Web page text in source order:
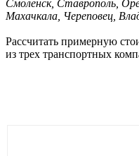
Смоленск, Ставрополь,
Махачкала, Череповец,
Рассчитать примерную
из трех транспортных